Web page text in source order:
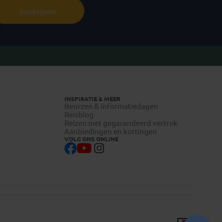
Inschrijven
INSPIRATIE & MEER
Beurzen & informatiedagen
Reisblog
Reizen met gegarandeerd vertrek
Aanbiedingen en kortingen
VOLG ONS ONLINE